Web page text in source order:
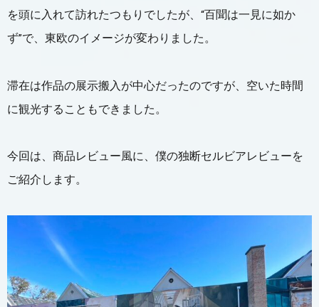
を頭に入れて訪れたつもりでしたが、“百聞は一見に如か
ず”で、東欧のイメージが変わりました。
滞在は作品の展示搬入が中心だったのですが、空いた時間
に観光することもできました。
今回は、商品レビュー風に、僕の独断セルビアレビューを
ご紹介します。